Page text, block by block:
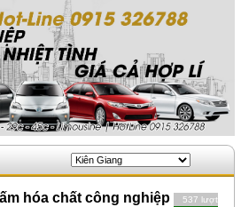
hóa chất công nghiệp
537 lượt